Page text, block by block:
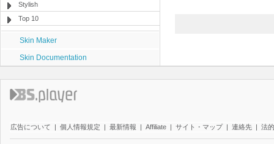
Stylish
Top 10
Skin Maker
Skin Documentation
広告について | 個人情報規定 | 最新情報 | Affiliate | サイト・マップ | 連絡先 | 法